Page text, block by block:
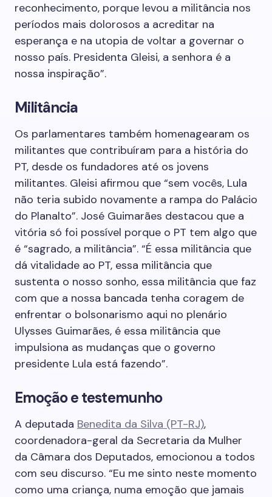
reconhecimento, porque levou a militância nos
períodos mais dolorosos a acreditar na
esperança e na utopia de voltar a governar o
nosso país. Presidenta Gleisi, a senhora é a
nossa inspiração”.
Militância
Os parlamentares também homenagearam os
militantes que contribuíram para a história do
PT, desde os fundadores até os jovens
militantes. Gleisi afirmou que “sem vocês, Lula
não teria subido novamente a rampa do Palácio
do Planalto”. José Guimarães destacou que a
vitória só foi possível porque o PT tem algo que
é “sagrado, a militância”. “É essa militância que
dá vitalidade ao PT, essa militância que
sustenta o nosso sonho, essa militância que faz
com que a nossa bancada tenha coragem de
enfrentar o bolsonarismo aqui no plenário
Ulysses Guimarães, é essa militância que
impulsiona as mudanças que o governo
presidente Lula está fazendo”.
Emoção e testemunho
A deputada Benedita da Silva (PT-RJ),
coordenadora-geral da Secretaria da Mulher
da Câmara dos Deputados, emocionou a todos
com seu discurso. “Eu me sinto neste momento
como uma criança, numa emoção que jamais